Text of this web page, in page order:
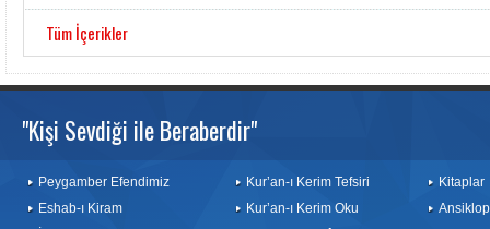
Tüm İçerikler
"Kişi Sevdiği ile Beraberdir"
Peygamber Efendimiz
Eshab-ı Kiram
Kur’an-ı Kerim Tefsiri
Kur’an-ı Kerim Oku
Kitaplar